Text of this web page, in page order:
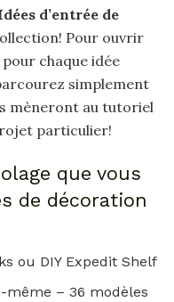
d’entrée de
Pour ouvrir
chaque idée
simplement
mèneront au tutoriel
particulier!
que vous
de décoration
ou DIY Expedit Shelf
même – 36 modèles